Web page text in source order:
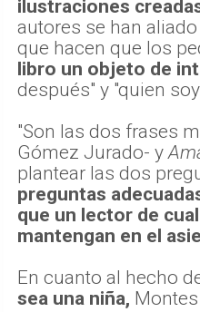
ilustraciones
autores se han
que hacen que los
libro un objeto de
después" y "quien
"Son las dos frases
Gómez Jurado- y
plantear las dos
preguntas
que un lector de
mantengan en el
En cuanto al hecho
sea una niña,